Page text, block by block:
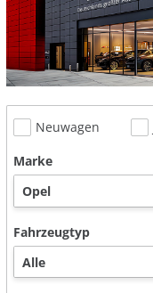
Neuwagen
Marke
Fahrzeugtyp